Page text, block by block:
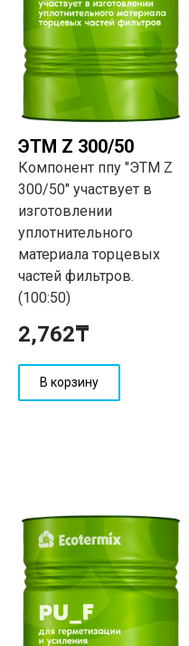
ЭТМ Z 300/50
Компонент ппу "ЭТМ Z
300/50" участвует в
изготовлении
уплотнительного
материала торцевых
частей фильтров.
(100:50)
2,762₸
В корзину